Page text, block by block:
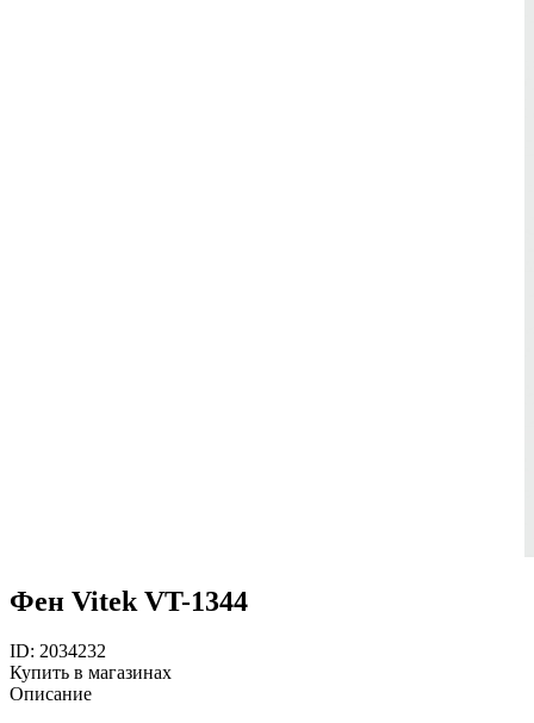
Фен Vitek VT-1344
ID: 2034232
Купить в магазинах
Описание